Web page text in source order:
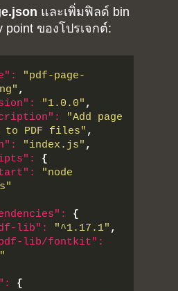
และเพิ่มฟิลด์ bin
point ของโปรเจกต์:
"pdf-page-
,
"1.0.0" ,
"Add page
to PDF files" ,
"index.js" ,
{
"node
{
lib":
"^1.17.1" ,
lib/fontkit":
{